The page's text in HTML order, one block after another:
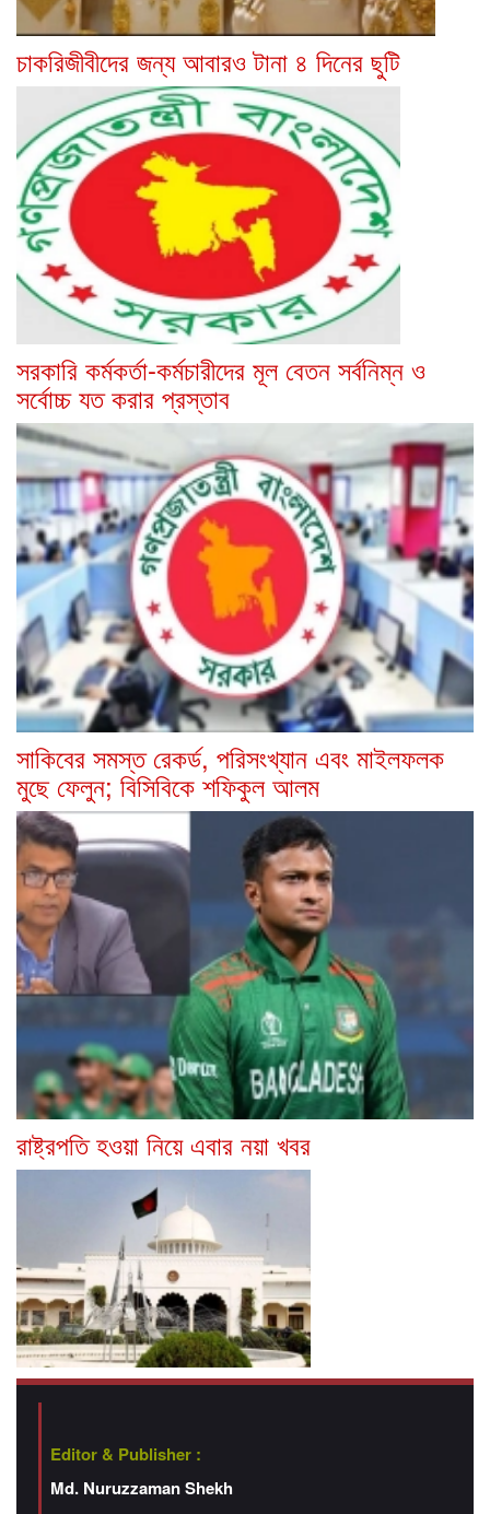
চাকরিজীবীদের জন্য আবারও টানা ৪ দিনের ছুটি
সরকারি কর্মকর্তা-কর্মচারীদের মূল বেতন সর্বনিম্ন ও
সর্বোচ্চ যত করার প্রস্তাব
সাকিবের সমস্ত রেকর্ড, পরিসংখ্যান এবং মাইলফলক
মুছে ফেলুন; বিসিবিকে শফিকুল আলম
রাষ্ট্রপতি হওয়া নিয়ে এবার নয়া খবর
Editor & Publisher :
Md. Nuruzzaman Shekh